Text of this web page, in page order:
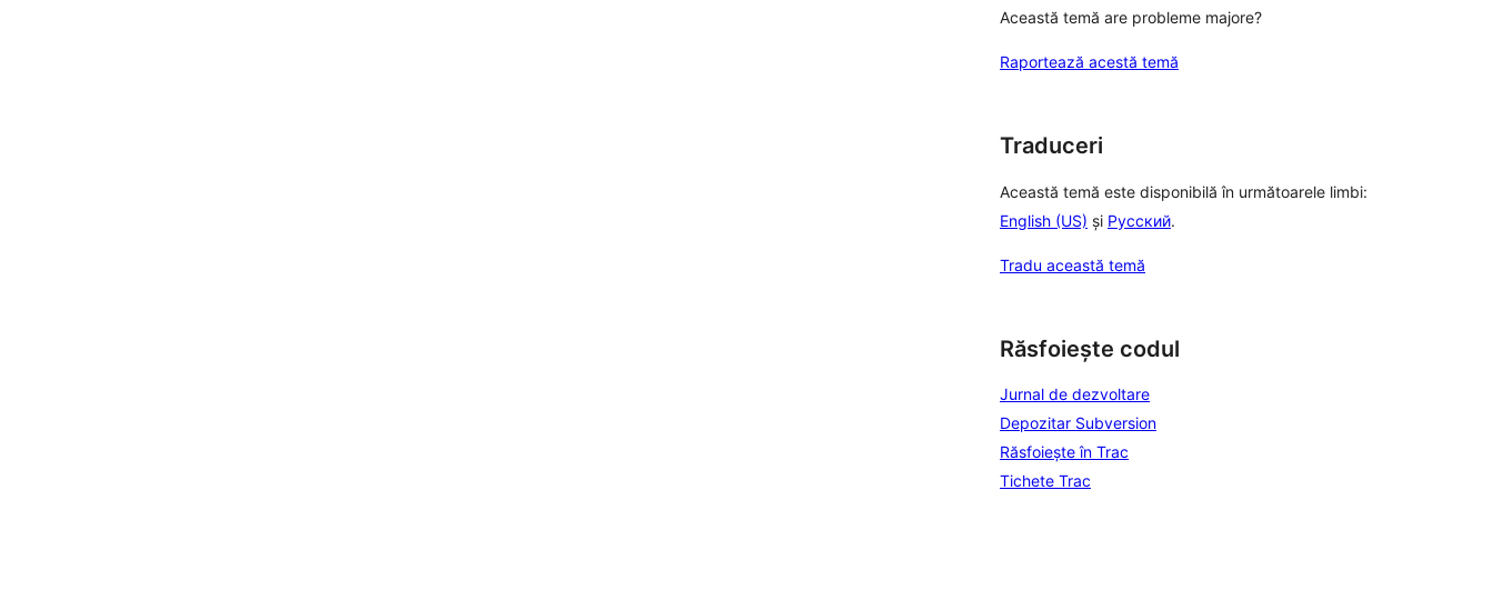
Această temă are probleme majore?
Raportează acestă temă
Traduceri
Această temă este disponibilă în următoarele limbi:
English (US) și Русский.
Tradu această temă
Răsfoiește codul
Jurnal de dezvoltare
Depozitar Subversion
Răsfoiește în Trac
Tichete Trac